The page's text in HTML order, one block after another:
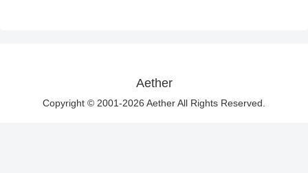
Aether
Copyright © 2001-2026 Aether All Rights Reserved.